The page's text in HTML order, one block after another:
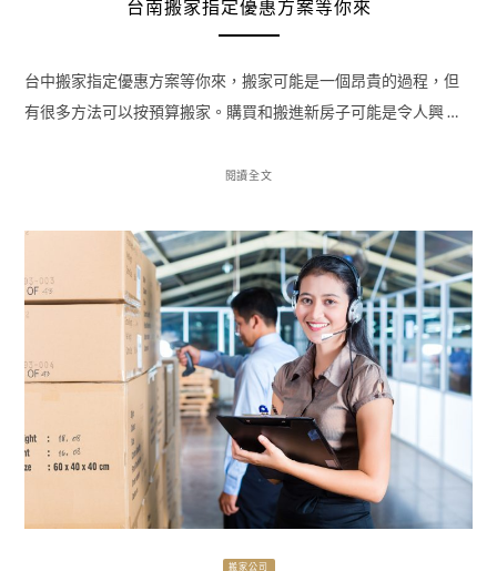
台南搬家指定優惠方案等你來
台中搬家指定優惠方案等你來，搬家可能是一個昂貴的過程，但
有很多方法可以按預算搬家。購買和搬進新房子可能是令人興 …
閱讀全文
搬家公司